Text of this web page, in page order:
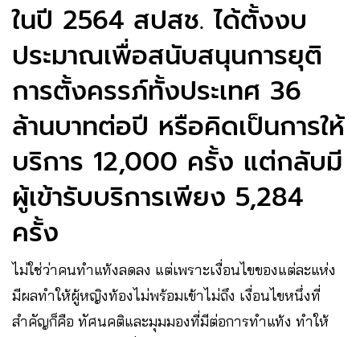
ในปี 2564 สปสช. ได้ตั้งงบ
ประมาณเพื่อสนับสนุนการยุติ
การตั้งครรภ์ทั้งประเทศ 36
ล้านบาทต่อปี หรือคิดเป็นการให้
บริการ 12,000 ครั้ง แต่กลับมี
ผู้เข้ารับบริการเพียง 5,284
ครั้ง
ไม่ใช่ว่าคนทำแท้งลดลง แต่เพราะเงื่อนไขของแต่ละแห่ง
มีผลทำให้ผู้หญิงท้องไม่พร้อมเข้าไม่ถึง เงื่อนไขหนึ่งที่
สำคัญก็คือ ทัศนคติและมุมมองที่มีต่อการทำแท้ง ทำให้